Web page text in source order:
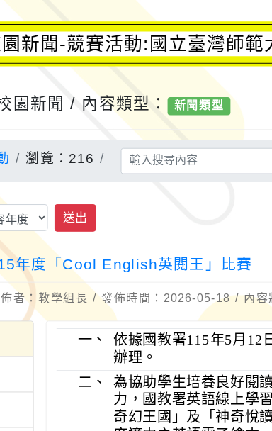
新聞-競賽活動:國立臺灣師
園新聞 / 內容類型： 新聞類型
瀏覽：216
送出
年度「Cool English英閱王」比賽
者：教學組長 / 發佈時間：2026-05-18 / 內容
一、 依據國教署115年5月12
辦理。
二、
為協助學生培養良好閱
力，國教署英語線上學
奇幻王國」及「神奇悅